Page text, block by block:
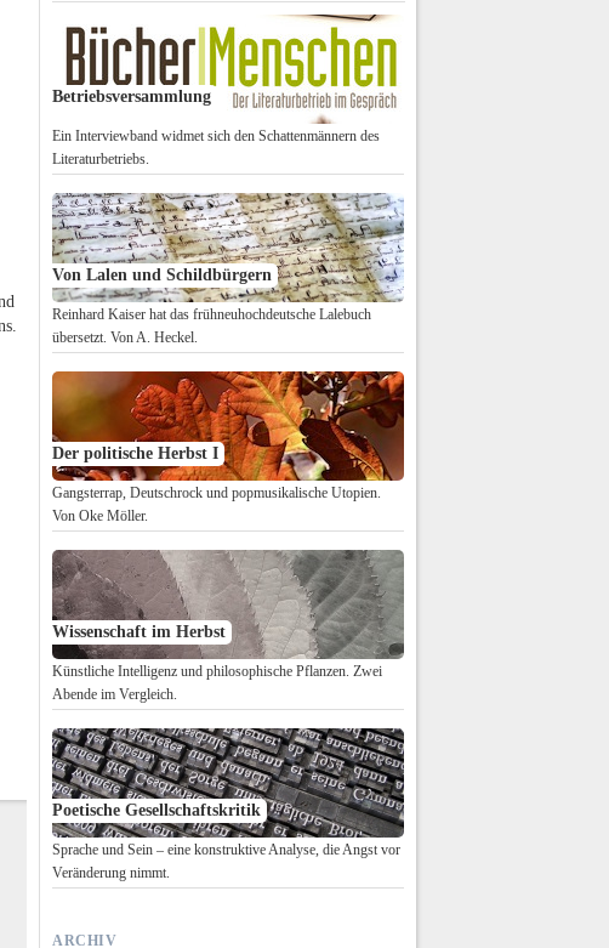
Betriebsversammlung
Ein Interviewband widmet sich den Schattenmännern des
Literaturbetriebs.
Von Lalen und Schildbürgern
Reinhard Kaiser hat das frühneuhochdeutsche Lalebuch
übersetzt. Von A. Heckel.
Der politische Herbst I
Gangsterrap, Deutschrock und popmusikalische Utopien.
Von Oke Möller.
Wissenschaft im Herbst
Künstliche Intelligenz und philosophische Pflanzen. Zwei
Abende im Vergleich.
Poetische Gesellschaftskritik
Sprache und Sein – eine konstruktive Analyse, die Angst vor
Veränderung nimmt.
ARCHIV